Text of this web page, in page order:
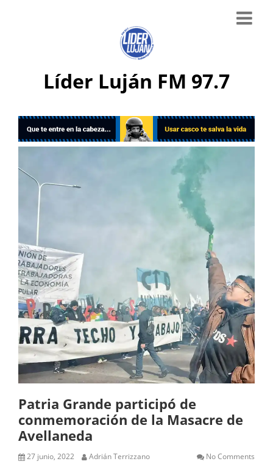
Líder Luján FM 97.7
Patria Grande participó de
conmemoración de la Masacre de
Avellaneda
27 junio, 2022 Adrián Terrizzano No Comments